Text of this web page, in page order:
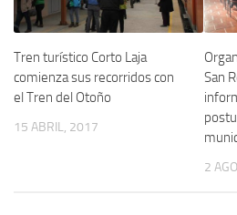
Tren turístico Corto Laja
comienza sus recorridos con
el Tren del Otoño
15 ABRIL, 2017
San
2